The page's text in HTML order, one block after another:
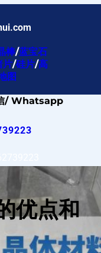
棒/蓝宝石
片/硅片/高
图
/ Whatsapp
优点和